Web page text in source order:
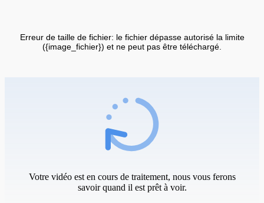
Erreur de taille de fichier: le fichier dépasse autorisé la limite
({image_fichier}) et ne peut pas être téléchargé.
Votre vidéo est en cours de traitement, nous vous ferons
savoir quand il est prêt à voir.